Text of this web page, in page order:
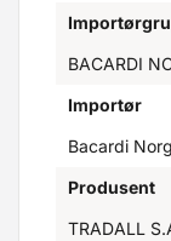
BACARDI
Importør
Bacardi
Produsent
TRADALL